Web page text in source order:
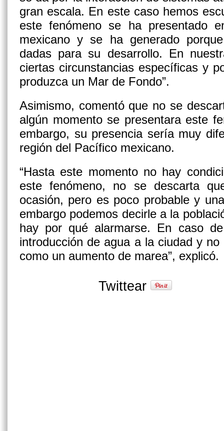
gran escala. En este caso hemos
este fenómeno se ha presentado
mexicano y se ha generado
dadas para su desarrollo. En
ciertas circunstancias específicas y
produzca un Mar de Fondo”.
Asimismo, comentó que no se
algún momento se presentara este
embargo, su presencia sería muy
región del Pacífico mexicano.
“Hasta este momento no hay
este fenómeno, no se descarta
ocasión, pero es poco probable y
embargo podemos decirle a la
hay por qué alarmarse. En caso
introducción de agua a la ciudad y
como un aumento de marea”, explicó.
Twittear